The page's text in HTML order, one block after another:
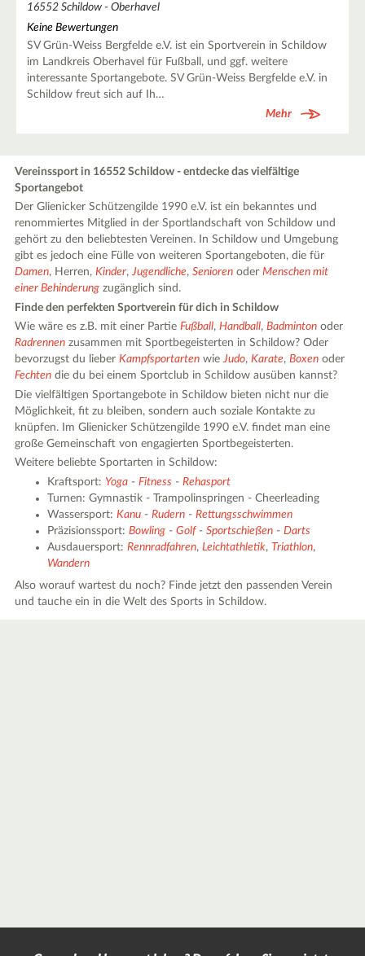
16552 Schildow - Oberhavel
Keine Bewertungen
SV Grün-Weiss Bergfelde e.V. ist ein Sportverein in Schildow
im Landkreis Oberhavel für Fußball, und ggf. weitere
interessante Sportangebote. SV Grün-Weiss Bergfelde e.V. in
Schildow freut sich auf Ih…
Mehr
Vereinssport in 16552 Schildow - entdecke das vielfältige
Sportangebot
Der Glienicker Schützengilde 1990 e.V. ist ein bekanntes und
renommiertes Mitglied in der Sportlandschaft von Schildow und
gehört zu den beliebtesten Vereinen. In Schildow und Umgebung
gibt es jedoch eine Fülle von weiteren Sportangeboten, die für
Damen, Herren,Kinder,Jugendliche,Senioren oderMenschen mit
einer Behinderung zugänglich sind.
Finde den perfekten Sportverein für dich in Schildow
Wie wäre es z.B. mit einer PartieFußball,Handball,Badminton oder
Radrennen zusammen mit Sportbegeisterten in Schildow? Oder
bevorzugst du lieberKampfsportarten wieJudo,Karate,Boxen oder
Fechten die du bei einem Sportclub in Schildow ausüben kannst?
Die vielfältigen Sportangebote in Schildow bieten nicht nur die
Möglichkeit, fit zu bleiben, sondern auch soziale Kontakte zu
knüpfen. Im Glienicker Schützengilde 1990 e.V. findet man eine
große Gemeinschaft von engagierten Sportbegeisterten.
Weitere beliebte Sportarten in Schildow:
Kraftsport: Yoga -Fitness -Rehasport
Turnen: Gymnastik - Trampolinspringen - Cheerleading
Wassersport:Kanu -Rudern -Rettungsschwimmen
Präzisionssport:Bowling -Golf-Sportschießen -Darts
Ausdauersport:Rennradfahren,Leichtathletik,Triathlon,
Wandern
Also worauf wartest du noch? Finde jetzt den passenden Verein
und tauche ein in die Welt des Sports in Schildow.